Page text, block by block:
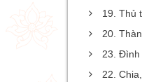
19. Thủ
20.
23. Đình
22.